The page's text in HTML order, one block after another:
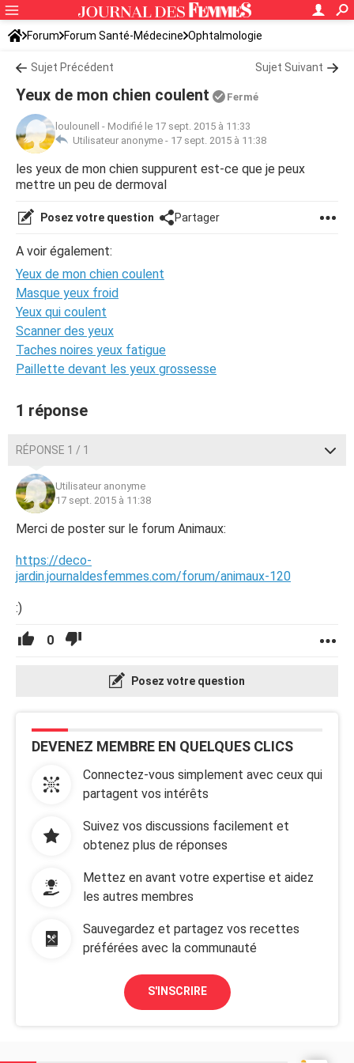
Forum Forum Santé-Médecine Ophtalmologie
Sujet Précédent Sujet Suivant
Yeux de mon chien coulent Fermé
loulounell - Modifié le 17 sept. 2015 à 11:33
Utilisateur anonyme - 17 sept. 2015 à 11:38
les yeux de mon chien suppurent est-ce que je peux
mettre un peu de dermoval
Posez votre question Partager
A voir également:
Yeux de mon chien coulent
Masque yeux froid
Yeux qui coulent
Scanner des yeux
Taches noires yeux fatigue
Paillette devant les yeux grossesse
1 réponse
RÉPONSE 1 / 1
Utilisateur anonyme
17 sept. 2015 à 11:38
Merci de poster sur le forum Animaux:
https://deco-
jardin.journaldesfemmes.com/forum/animaux-120
:)
0
Posez votre question
DEVENEZ MEMBRE EN QUELQUES CLICS
Connectez-vous simplement avec ceux qui
partagent vos intérêts
Suivez vos discussions facilement et
obtenez plus de réponses
Mettez en avant votre expertise et aidez
les autres membres
Sauvegardez et partagez vos recettes
préférées avec la communauté
S'INSCRIRE